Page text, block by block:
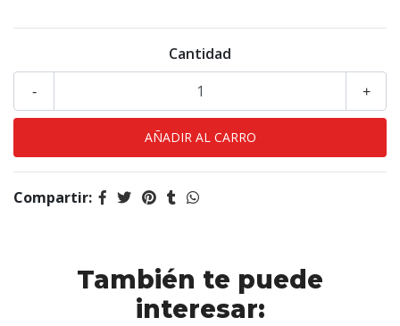
Cantidad
+
-
Compartir:
También te puede
interesar: